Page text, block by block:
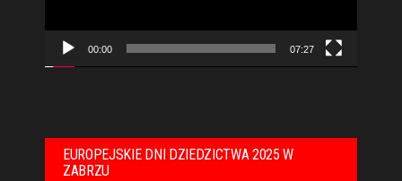
00:00 07:27
EUROPEJSKIE DNI DZIEDZICTWA 2025 W
ZABRZU